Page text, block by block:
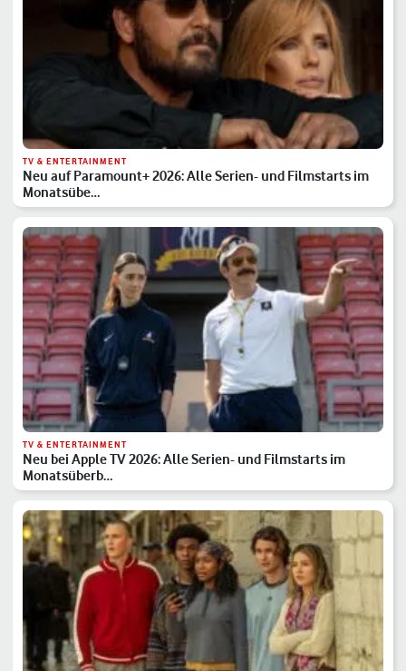
TV & ENTERTAINMENT
Neu auf Paramount+ 2026: Alle Serien- und Filmstarts im
Monatsübe…
TV & ENTERTAINMENT
Neu bei Apple TV 2026: Alle Serien- und Filmstarts im
Monatsüberb…